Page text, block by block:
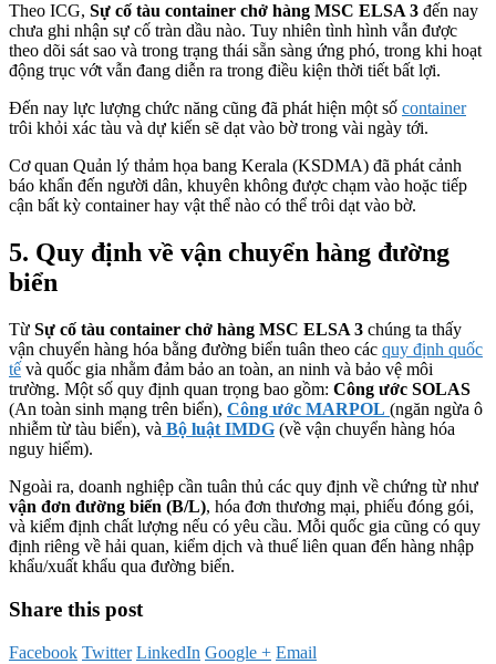
Theo ICG, Sự cố tàu container chở hàng MSC ELSA 3 đến nay
chưa ghi nhận sự cố tràn dầu nào. Tuy nhiên tình hình vẫn được
theo dõi sát sao và trong trạng thái sẵn sàng ứng phó, trong khi hoạt
động trục vớt vẫn đang diễn ra trong điều kiện thời tiết bất lợi.
Đến nay lực lượng chức năng cũng đã phát hiện một số container
trôi khỏi xác tàu và dự kiến sẽ dạt vào bờ trong vài ngày tới.
Cơ quan Quản lý thảm họa bang Kerala (KSDMA) đã phát cảnh
báo khẩn đến người dân, khuyên không được chạm vào hoặc tiếp
cận bất kỳ container hay vật thể nào có thể trôi dạt vào bờ.
5. Quy định về vận chuyển hàng đường
biển
Từ Sự cố tàu container chở hàng MSC ELSA 3 chúng ta thấy
vận chuyển hàng hóa bằng đường biển tuân theo các quy định quốc
tế và quốc gia nhằm đảm bảo an toàn, an ninh và bảo vệ môi
trường. Một số quy định quan trọng bao gồm: Công ước SOLAS
(An toàn sinh mạng trên biển), Công ước MARPOL (ngăn ngừa ô
nhiễm từ tàu biển), và Bộ luật IMDG (về vận chuyển hàng hóa
nguy hiểm).
Ngoài ra, doanh nghiệp cần tuân thủ các quy định về chứng từ như
vận đơn đường biển (B/L), hóa đơn thương mại, phiếu đóng gói,
và kiểm định chất lượng nếu có yêu cầu. Mỗi quốc gia cũng có quy
định riêng về hải quan, kiểm dịch và thuế liên quan đến hàng nhập
khẩu/xuất khẩu qua đường biển.
Share this post
Facebook Twitter LinkedIn Google + Email